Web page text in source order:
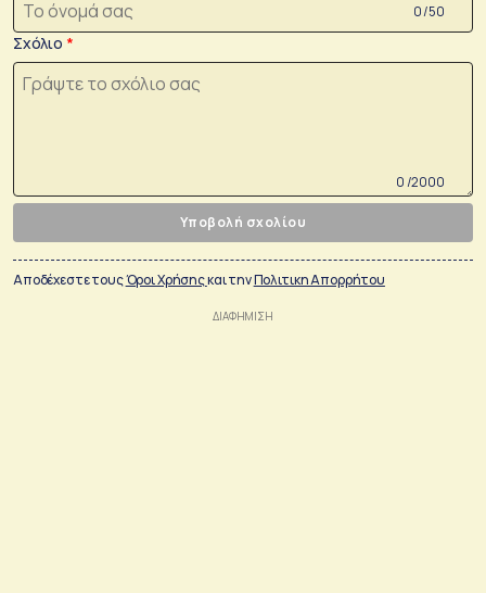
0 /50
Σχόλιο
0 /2000
Υποβολή σχολίου
Αποδέχεστε τουςΌροι Χρήσηςκαι τηνΠολιτικη Απορρήτου